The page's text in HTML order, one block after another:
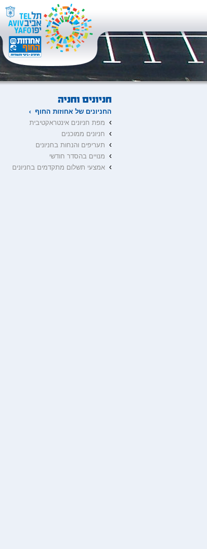
החניונים של אחוזות החוף ›
› מפת חניונים אינטראקטיבית
› חניונים ממוכנים
› תעריפים והנחות בחניונים
› מנויים בהסדר חודשי
› אמצעי תשלום מתקדמים בחניונים